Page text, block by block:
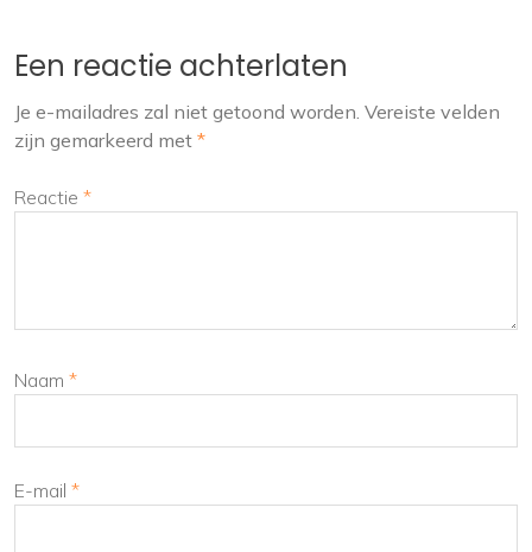
Een reactie achterlaten
Je e-mailadres zal niet getoond worden. Vereiste velden
zijn gemarkeerd met *
Reactie *
Naam *
E-mail *